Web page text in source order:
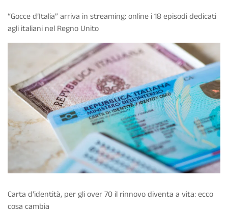
“Gocce d’Italia” arriva in streaming: online i 18 episodi dedicati
agli italiani nel Regno Unito
Carta d'identità, per gli over 70 il rinnovo diventa a vita: ecco
cosa cambia